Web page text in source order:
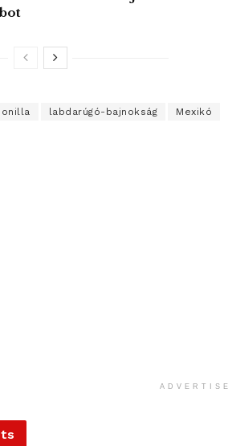
labdarúgó-bajnokság Mexikó